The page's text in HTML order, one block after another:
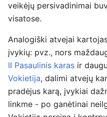
veikėjų persivadinimai
visatose.
Analogiški atvejai
įvykių: pvz., nors
II Pasaulinis karas ir
Vokietija, dalimi atvejų
pradėjus karą, įvykiai
linkme - po ganėtinai